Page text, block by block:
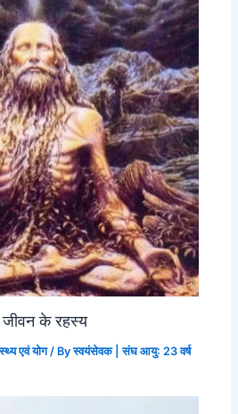
जीवन के रहस्य
एवं योग/ Byस्वयंसेवक | संघ आयु: 23 वर्ष